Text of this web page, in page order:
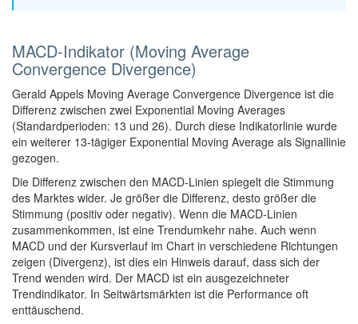
MACD-Indikator (Moving Average
Convergence Divergence)
Gerald Appels Moving Average Convergence Divergence ist die
Differenz zwischen zwei Exponential Moving Averages
(Standardperioden: 13 und 26). Durch diese Indikatorlinie wurde
ein weiterer 13-tägiger Exponential Moving Average als Signallinie
gezogen.
Die Differenz zwischen den MACD-Linien spiegelt die Stimmung
des Marktes wider. Je größer die Differenz, desto größer die
Stimmung (positiv oder negativ). Wenn die MACD-Linien
zusammenkommen, ist eine Trendumkehr nahe. Auch wenn
MACD und der Kursverlauf im Chart in verschiedene Richtungen
zeigen (Divergenz), ist dies ein Hinweis darauf, dass sich der
Trend wenden wird. Der MACD ist ein ausgezeichneter
Trendindikator. In Seitwärtsmärkten ist die Performance oft
enttäuschend.